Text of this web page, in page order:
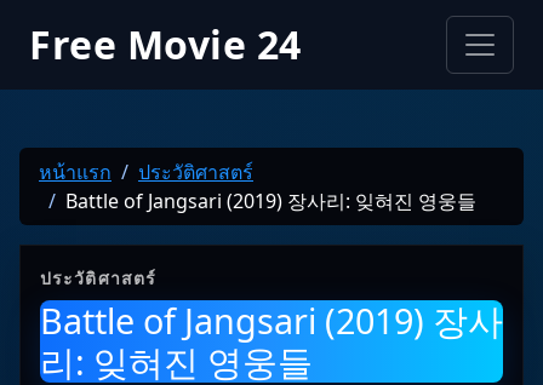
Free Movie 24
หน้าแรก
ประวัติศาสตร์
Battle of Jangsari (2019) 장사리: 잊혀진 영웅들
ประวัติศาสตร์
Battle of Jangsari (2019) 장사
리: 잊혀진 영웅들